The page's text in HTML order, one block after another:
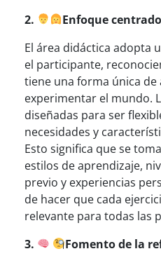
2.
Enfoque
El área didáctica adopta
el participante,
tiene una forma única de
experimentar el mundo.
diseñadas para ser
necesidades y
Esto significa que se
estilos de aprendizaje,
previo y experiencias
de hacer que cada
relevante para todas las
3.
Fomento de la